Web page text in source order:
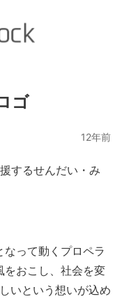
ゴ
12年前
するせんだい・み
なって動くプロペラ
をおこし、社会を変
いという想いが込め